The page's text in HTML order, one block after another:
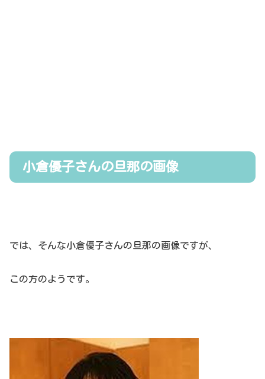
小倉優子さんの旦那の画像
では、そんな小倉優子さんの旦那の画像ですが、
この方のようです。